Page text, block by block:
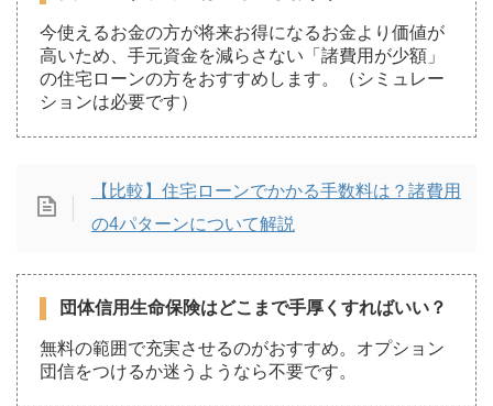
今使えるお金の方が将来お得になるお金より価値が
高いため、手元資金を減らさない「諸費用が少額」
の住宅ローンの方をおすすめします。（シミュレー
ションは必要です）
【比較】住宅ローンでかかる手数料は？諸費用
の4パターンについて解説
団体信用生命保険はどこまで手厚くすればいい？
無料の範囲で充実させるのがおすすめ。オプション
団信をつけるか迷うようなら不要です。